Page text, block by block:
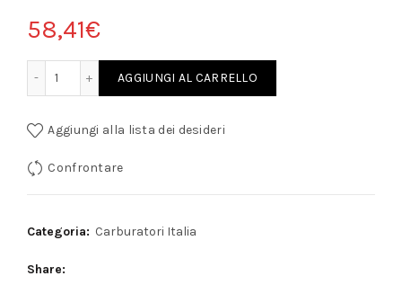
58,41€
AGGIUNGI AL CARRELLO
Aggiungi alla lista dei desideri
Confrontare
Categoria: Carburatori Italia
Share